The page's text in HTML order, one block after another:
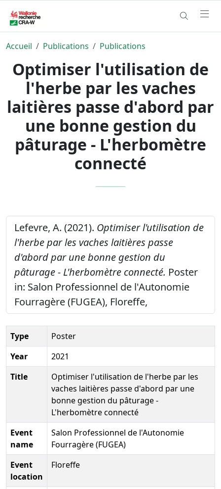
Accueil Publications Publications
Optimiser l'utilisation de
l'herbe par les vaches
laitières passe d'abord par
une bonne gestion du
pâturage - L'herbomètre
connecté
Lefevre, A. (2021). Optimiser l'utilisation de
l'herbe par les vaches laitières passe
d'abord par une bonne gestion du
pâturage - L'herbomètre connecté. Poster
in: Salon Professionnel de l'Autonomie
Fourragère (FUGEA), Floreffe,
Type
Poster
Year
2021
Title
Optimiser l'utilisation de l'herbe par les
vaches laitières passe d'abord par une
bonne gestion du pâturage -
L'herbomètre connecté
Event
name
Salon Professionnel de l'Autonomie
Fourragère (FUGEA)
Event
location
Floreffe